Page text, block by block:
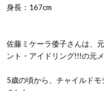
身長：167cm
佐藤ミケーラ倭子さんは、
ント・アイドリング!!!の元
5歳の頃から、チャイルド